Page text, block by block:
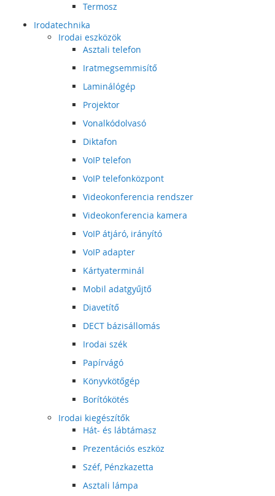
Termosz
Irodatechnika
Irodai eszközök
Asztali telefon
Iratmegsemmisítő
Laminálógép
Projektor
Vonalkódolvasó
Diktafon
VoIP telefon
VoIP telefonközpont
Videokonferencia rendszer
Videokonferencia kamera
VoIP átjáró, irányító
VoIP adapter
Kártyaterminál
Mobil adatgyűjtő
Diavetítő
DECT bázisállomás
Irodai szék
Papírvágó
Könyvkötőgép
Borítókötés
Irodai kiegészítők
Hát- és lábtámasz
Prezentációs eszköz
Széf, Pénzkazetta
Asztali lámpa